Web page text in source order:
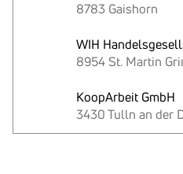
8783 Gaishorn
WIH
8954 St. Martin
KoopArbeit GmbH
3430 Tulln an der